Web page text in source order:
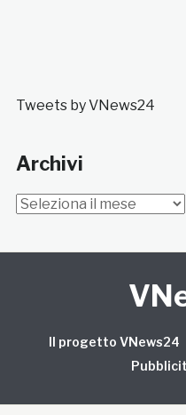
Tweets by VNews24
Archivi
Archivi
Il progetto VNews24